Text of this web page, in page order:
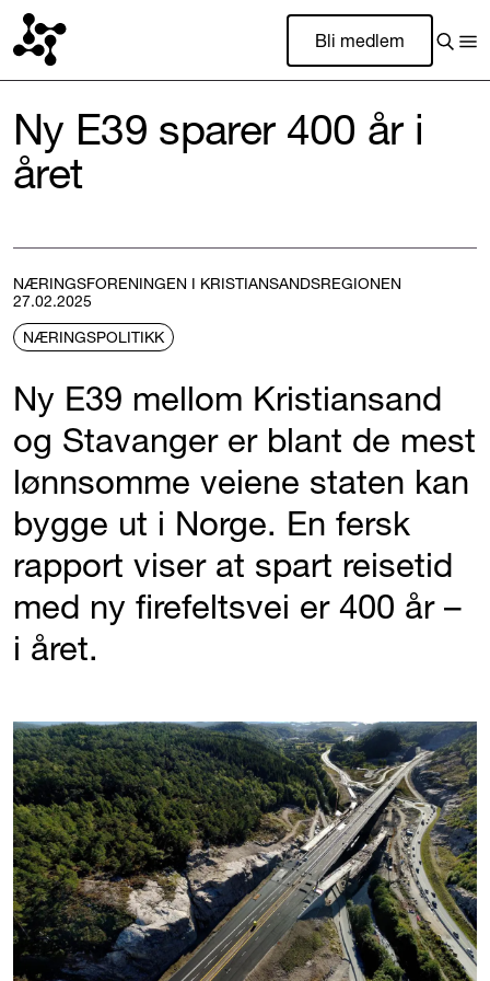
Bli medlem
Ny E39 sparer 400 år i
året
NÆRINGSFORENINGEN I KRISTIANSANDSREGIONEN
27.02.2025
NÆRINGSPOLITIKK
Ny E39 mellom Kristiansand
og Stavanger er blant de mest
lønnsomme veiene staten kan
bygge ut i Norge. En fersk
rapport viser at spart reisetid
med ny firefeltsvei er 400 år –
i året.